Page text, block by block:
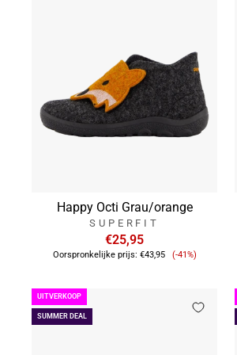
Happy Octi Grau/orange
SUPERFIT
€25,95
Oorspronkelijke prijs: €43,95 Verkoopprijs
(-41%)
SUMMER DEAL
UITVERKOOP